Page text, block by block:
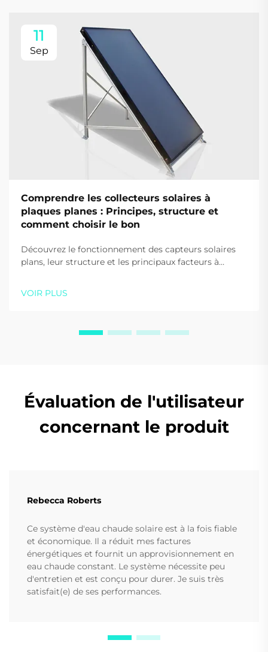
11
Sep
Comprendre les collecteurs solaires à
plaques planes : Principes, structure et
comment choisir le bon
Découvrez le fonctionnement des capteurs solaires
plans, leur structure et les principaux facteurs à
les économies — téléchargez gratuitement notre
VOIR PLUS
Évaluation de l'utilisateur
concernant le produit
Rebecca Roberts
Ce système d'eau chaude solaire est à la fois fiable
et économique. Il a réduit mes factures
énergétiques et fournit un approvisionnement en
eau chaude constant. Le système nécessite peu
d'entretien et est conçu pour durer. Je suis très
satisfait(e) de ses performances.